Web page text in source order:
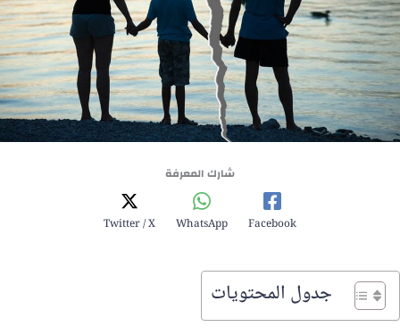
شارك المعرفة
Facebook
WhatsApp
Twitter / X
جدول المحتويات